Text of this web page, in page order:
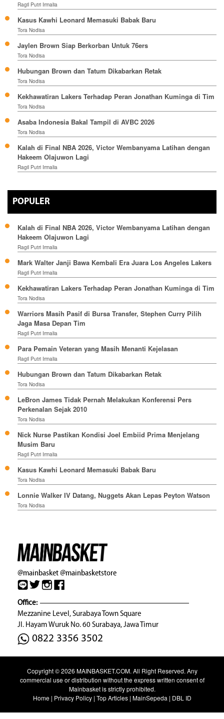
Ragil Putri Irmalia
Kasus Kawhi Leonard Memasuki Babak Baru
Tora Nodisa
Jaylen Brown Siap Berkorban Untuk 76ers
Tora Nodisa
Hubungan Brown dan Tatum Dikabarkan Retak
Tora Nodisa
Kekhawatiran Lakers Terhadap Peran Jonathan Kuminga di Tim
Tora Nodisa
Asaba Indonesia Bakal Tampil di AVBC 2026
Tora Nodisa
Kalah di Final NBA 2026, Victor Wembanyama Latihan dengan
Hakeem Olajuwon Lagi
Ragil Putri Irmalia
POPULER
Kalah di Final NBA 2026, Victor Wembanyama Latihan dengan
Hakeem Olajuwon Lagi
Ragil Putri Irmalia
Mark Walter Janji Bawa Kembali Era Juara Los Angeles Lakers
Ragil Putri Irmalia
Kekhawatiran Lakers Terhadap Peran Jonathan Kuminga di Tim
Tora Nodisa
Warriors Masih Pasif di Bursa Transfer, Stephen Curry Pilih
Jaga Masa Depan Tim
Ragil Putri Irmalia
Para Pemain Veteran yang Masih Menanti Kejelasan
Ragil Putri Irmalia
Hubungan Brown dan Tatum Dikabarkan Retak
Tora Nodisa
LeBron James Tidak Pernah Melakukan Konferensi Pers
Perkenalan Sejak 2010
Tora Nodisa
Nick Nurse Pastikan Kondisi Joel Embiid Prima Menjelang
Musim Baru
Ragil Putri Irmalia
Kasus Kawhi Leonard Memasuki Babak Baru
Tora Nodisa
Lonnie Walker IV Datang, Nuggets Akan Lepas Peyton Watson
Tora Nodisa
@mainbasket@mainbasketstore
Office:
Mezzanine Level, Surabaya Town Square
Jl. Hayam Wuruk No. 60 Surabaya, Jawa Timur
0822 3356 3502
Copyright © 2026 MAINBASKET.COM. All Right Reserved. Any
commercial use or distribution without the express written consent of
Mainbasket is strictly prohibited.
Home| Privacy Policy| Top Articles| MainSepeda | DBL ID